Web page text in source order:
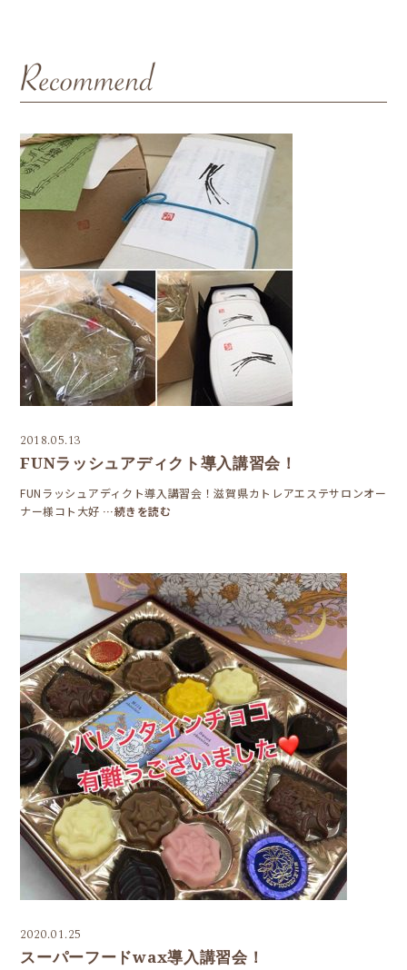
2018.05.13
FUNラッシュアディクト導入講習会！
FUNラッシュアディクト導入講習会！滋賀県カトレアエステサロンオー
ナー様コト大好 …続きを読む
2020.01.25
スーパーフードwax導入講習会！